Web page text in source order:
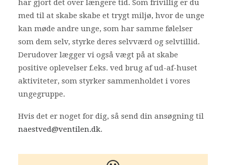
har gjort det over længere tid. Som frivillig er du
med til at skabe skabe et trygt miljø, hvor de unge
kan møde andre unge, som har samme følelser
som dem selv, styrke deres selvværd og selvtillid.
Derudover lægger vi også vægt på at skabe
positive oplevelser f.eks. ved brug af ud-af-huset
aktiviteter, som styrker sammenholdet i vores
ungegruppe.
Hvis det er noget for dig, så send din ansøgning til
naestved@ventilen.dk.